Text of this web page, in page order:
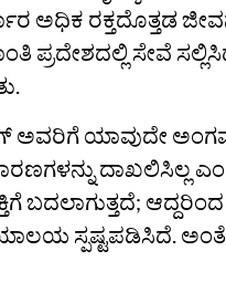
ಅಧಿಕ ರಕ್ತದೊತ್ತಡ
ಪ್ರದೇಶದಲ್ಲಿ ಸೇವೆ
ಯಾವುದೇ
ದಾಖಲಿಸಿಲ್ಲ
ಬದಲಾಗುತ್ತದೆ;
ಸ್ಪಷ್ಟಪಡಿಸಿದೆ.